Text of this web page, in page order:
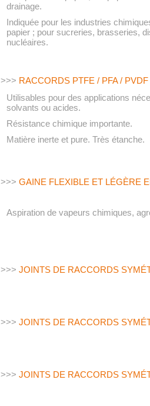
drainage.
Indiquée pour les industries
papier ; pour sucreries, brasseries,
nucléaires.
>>> RACCORDS PTFE / PFA /
Utilisables pour des applications
solvants ou acides.
Résistance chimique importante.
Matière inerte et pure. Très étanche.
>>> GAINE FLEXIBLE ET LÉGÈRE
Aspiration de vapeurs chimiques,
>>> JOINTS DE RACCORDS
>>> JOINTS DE RACCORDS
>>> JOINTS DE RACCORDS